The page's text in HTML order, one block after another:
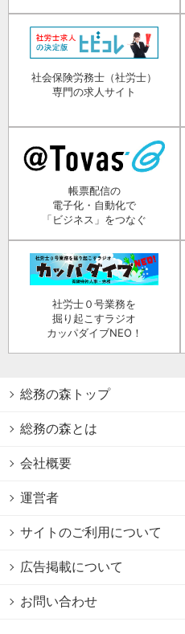
社会保険労務士（社労士）
専門の求人サイト
帳票配信の
電子化・自動化で
「ビジネス」をつなぐ
社労士０号業務を
掘り起こすラジオ
カッパダイブNEO！
総務の森トップ
総務の森とは
会社概要
運営者
サイトのご利用について
広告掲載について
お問い合わせ